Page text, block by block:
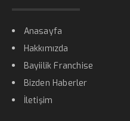
Anasayfa
Hakkımızda
Bayiilik Franchise
Bizden Haberler
İletişim